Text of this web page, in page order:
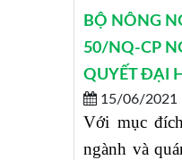
BỘ NÔNG
50/NQ-CP
QUYẾT ĐẠI
15/06/2021
Với mục
ngành và